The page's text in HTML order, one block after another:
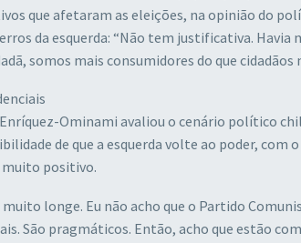
que afetaram as eleições, na opinião do
da esquerda: “Não tem justificativa. Havia
somos mais consumidores do que cidadãos
Ominami avaliou o cenário político
de que a esquerda volte ao poder, com
positivo.
longe. Eu não acho que o Partido
São pragmáticos. Então, acho que estão